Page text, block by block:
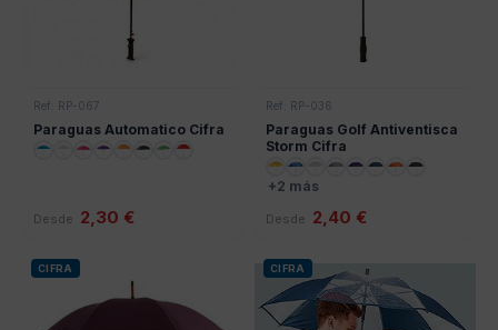
Ref: RP-067
Paraguas Automatico Cifra
Desde 2,30 €
Ref: RP-036
Paraguas Golf Antiventisca
Storm Cifra
+2 más
Desde 2,40 €
CIFRA CIFRA